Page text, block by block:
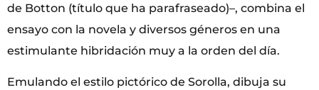
de Botton (título que ha parafraseado)–, combina el
ensayo con la novela y diversos géneros en una
estimulante hibridación muy a la orden del día.
Emulando el estilo pictórico de Sorolla, dibuja su